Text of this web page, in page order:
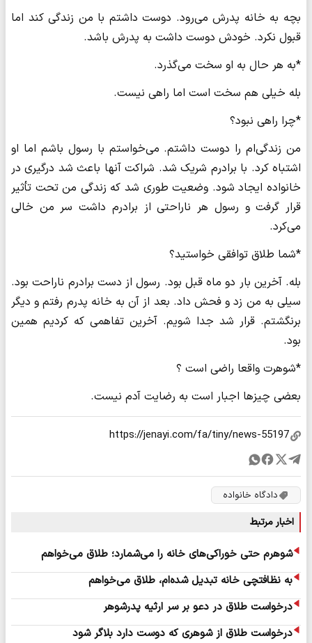
بچه به خانه پدرش می‌رود. دوست داشتم با من زندگی کند اما
قبول نکرد. خودش دوست داشت به پدرش باشد.
*به هر حال به او سخت می‌گذرد.
بله خیلی هم سخت است اما راهی نیست.
*چرا راهی نبود؟
من زندگی‌ام را دوست داشتم. می‌خواستم با رسول‌ باشم اما او
اشتباه کرد. با برادرم شریک شد. شراکت آنها باعث شد درگیری در
خانواده ایجاد شود. وضعیت طوری شد که زندگی من تحت تأثیر
قرار گرفت و رسول هر ناراحتی از برادرم داشت سر من خالی
می‌کرد.
*شما طلاق توافقی خواستید؟
بله. آخرین بار دو ماه قبل بود. رسول از دست برادرم ناراحت بود.
سیلی به من زد و فحش داد. بعد از آن به خانه پدرم رفتم و دیگر
برنگشتم. قرار شد جدا شویم. آخرین تفاهمی که کردیم همین
بود.
*شوهرت واقعا راضی است ؟
بعضی چیزها اجبار است به رضایت آدم نیست.
دادگاه خانواده
اخبار مرتبط
شوهرم حتی خوراکی‌های خانه را می‌شمارد؛ طلاق می‌خواهم
به نظافتچی خانه تبدیل شده‌ام، طلاق می‌خواهم
درخواست طلاق در دعو بر سر ارثیه پدرشوهر
درخواست طلاق از شوهری که دوست دارد بلاگر شود